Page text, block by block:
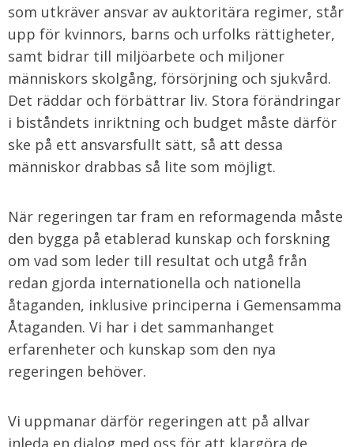
som utkräver ansvar av auktoritära regimer, står
upp för kvinnors, barns och urfolks rättigheter,
samt bidrar till miljöarbete och miljoner
människors skolgång, försörjning och sjukvård.
Det räddar och förbättrar liv. Stora förändringar
i biståndets inriktning och budget måste därför
ske på ett ansvarsfullt sätt, så att dessa
människor drabbas så lite som möjligt.
När regeringen tar fram en reformagenda måste
den bygga på etablerad kunskap och forskning
om vad som leder till resultat och utgå från
redan gjorda internationella och nationella
åtaganden, inklusive principerna i Gemensamma
Åtaganden. Vi har i det sammanhanget
erfarenheter och kunskap som den nya
regeringen behöver.
Vi uppmanar därför regeringen att på allvar
inleda en dialog med oss för att klargöra de